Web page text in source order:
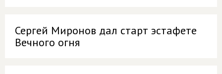
Сергей Миронов дал старт эстафете
Вечного огня